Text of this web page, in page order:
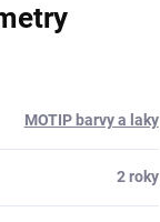
MOTIP barvy a laky
2 roky